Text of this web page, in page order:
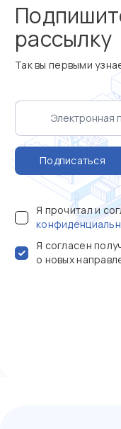
рассылку
Так вы первыми
Подписаться
Я прочитал и
Я согласен
о новых